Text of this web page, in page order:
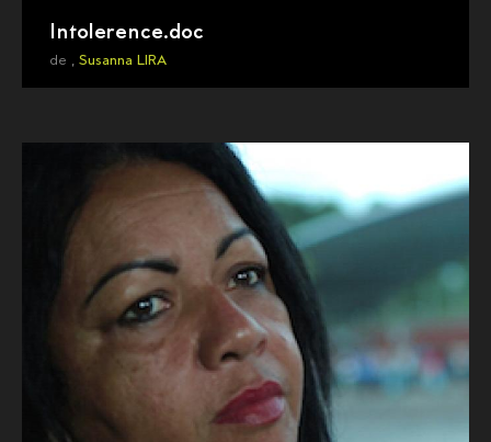
Intolerence.doc
de , Susanna LIRA